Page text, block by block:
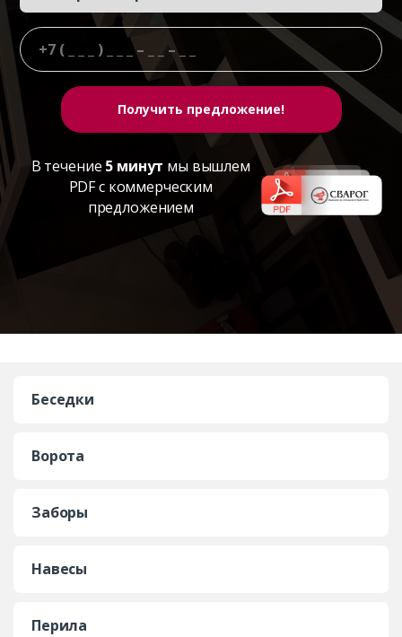
В течение 5 минут мы вышлем
PDF с коммерческим
предложением
Беседки
Ворота
Заборы
Навесы
Перила